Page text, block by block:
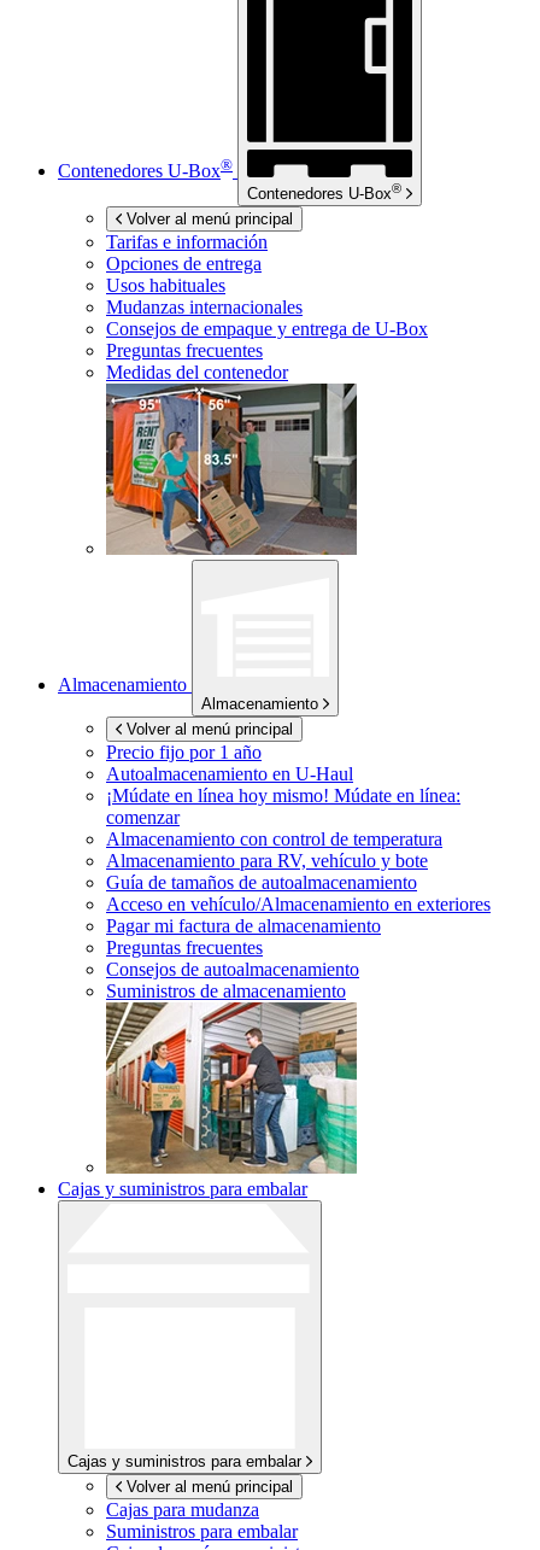
Contenedores U-Box®
Contenedores U-Box®
Volver al menú principal
Tarifas e información
Opciones de entrega
Usos habituales
Mudanzas internacionales
Consejos de empaque y entrega de U-Box
Preguntas frecuentes
Medidas del contenedor
Almacenamiento
Almacenamiento
Volver al menú principal
Precio fijo por 1 año
Autoalmacenamiento en U-Haul
¡Múdate en línea hoy mismo! Múdate en línea:
comenzar
Almacenamiento con control de temperatura
Almacenamiento para RV, vehículo y bote
Guía de tamaños de autoalmacenamiento
Acceso en vehículo/Almacenamiento en exteriores
Pagar mi factura de almacenamiento
Preguntas frecuentes
Consejos de autoalmacenamiento
Suministros de almacenamiento
Cajas y suministros para embalar
Cajas y suministros para embalar
Volver al menú principal
Cajas para mudanza
Suministros para embalar